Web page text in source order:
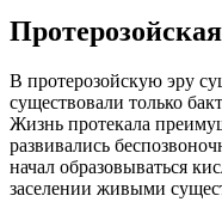
В протерозойскую эру
существовали только
Жизнь протекала
развивались
начал образовываться
заселении живыми